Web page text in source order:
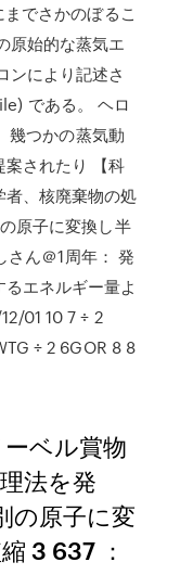
でさかのぼるこ
原始的な蒸気エ
ンにより記述さ
である。 ヘロ
幾つかの蒸気動
されたり 【科
、核廃棄物の処
原子に変換し半
ん＠1周年： 発
エネルギー量よ
01 10 7 ÷ 2
÷ 2 6GOR 8 8
ーベル賞物
法を発
の原子に変
3 637 ：